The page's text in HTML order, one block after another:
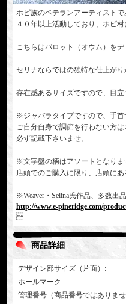
ホピ族のベテランアーティスト
４０年以上活動しており、ホピ
こちらはパロット（オウム）を
セリナならではの独特な仕上が
存在感あるサイズですので、目
※ジャバラタイプですので、手
ご自分自身で調節を行わない方
必ず記載下さいませ。
※文字盤の柄はアソートとなり
店頭でのご購入に限り、店頭に
※Weaver・Selina氏作品、多数出
http://www.e-pineridge.com/

商品詳細
デザイン部サイズ（片面） :
ホールマーク :
管理番号（商品番号ではありま